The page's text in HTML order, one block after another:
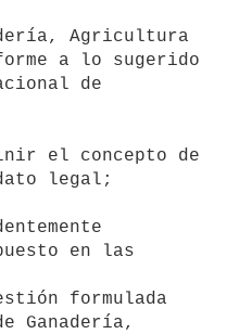
Agricultura
a lo sugerido
de
el concepto de
legal;
en las
formulada
Ganadería,